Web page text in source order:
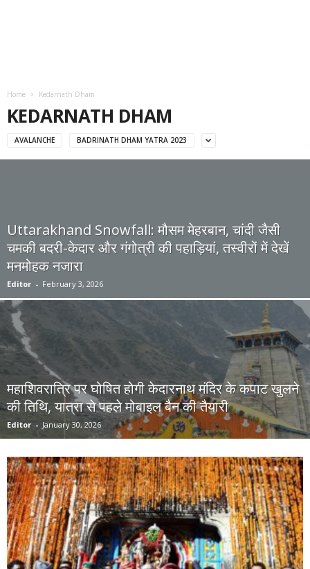
Home Kedarnath Dham
KEDARNATH DHAM
AVALANCHE BADRINATH DHAM YATRA 2023
Uttarakhand Snowfall: मौसम मेहरबान, चांदी जैसी
चमकी बदरी-केदार और गंगोत्री की पहाड़ियां, तस्वीरों में देखें
मनमोहक नजारा
Editor - February 3, 2026
महाशिवरात्रि पर घोषित होगी केदारनाथ मंदिर के कपाट खुलने
की तिथि, यात्रा से पहले मोबाइल बैन की तैयारी
Editor - January 30, 2026